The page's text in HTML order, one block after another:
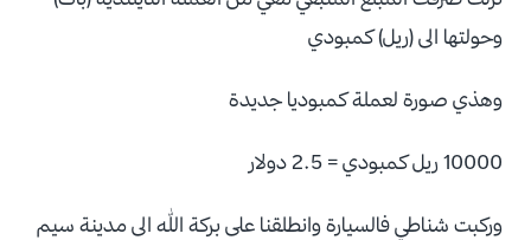
وحولتها الى (ريل) كمبودي
وهذي صورة لعملة كمبوديا جديدة
10000 ريل كمبودي = 2.5 دولار
وركبت شناطي فالسيارة وانطلقنا على بركة الله الى مدينة سيم